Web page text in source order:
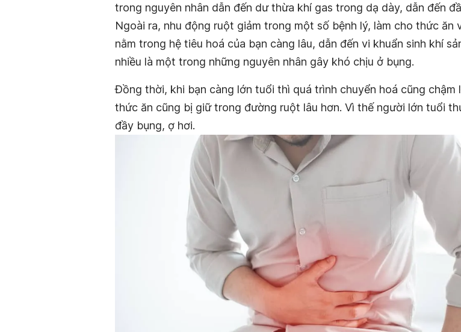
trong nguyên nhân dẫn đến dư thừa khí gas trong dạ dày, dẫn đến
Ngoài ra, nhu động ruột giảm trong một số bệnh lý, làm cho thức ăn
nằm trong hệ tiêu hoá của bạn càng lâu, dẫn đến vi khuẩn sinh khí
nhiều là một trong những nguyên nhân gây khó chịu ở bụng.
Đồng thời, khi bạn càng lớn tuổi thì quá trình chuyển hoá cũng chậm
thức ăn cũng bị giữ trong đường ruột lâu hơn. Vì thế người lớn tuổi
đầy bụng, ợ hơi.